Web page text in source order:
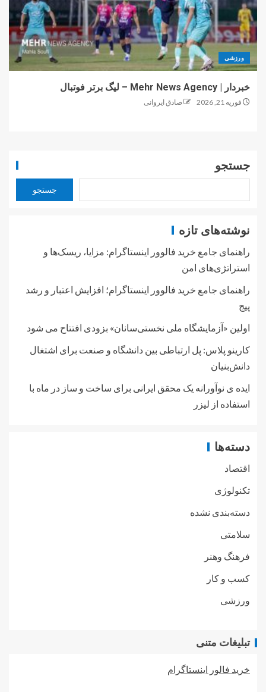
ورزشی
خبردار | Mehr News Agency – لیگ برتر فوتبال
فوریه 21, 2026 صادق ایروانی
جستجو
جستجو
نوشته‌های تازه
راهنمای جامع خرید فالوور اینستاگرام: مزایا، ریسک‌ها و
استراتژی‌های امن
راهنمای جامع خرید فالوور اینستاگرام؛ افزایش اعتبار و رشد
پیج
اولین «آزمایشگاه ملی نخستی‌سانان» بزودی افتتاح می شود
کارینو پلاس: پل ارتباطی بین دانشگاه و صنعت برای اشتغال
دانش‌بنیان
ایده ی نوآورانه یک محقق ایرانی برای ساخت و ساز در ماه با
استفاده از لیزر
دسته‌ها
اقتصاد
تکنولوژی
دسته‌بندی نشده
سلامتی
فرهنگ وهنر
کسب و کار
ورزشی
تبلیغات متنی
خرید فالور اینستاگرام